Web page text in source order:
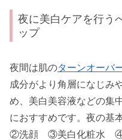
夜に美白ケアを行う
ップ
夜間は肌のターンオーバ
成分がより角層になじみ
め、美白美容液などの集
におすすめです。夜の
②洗顔 ③美白化粧水 ④